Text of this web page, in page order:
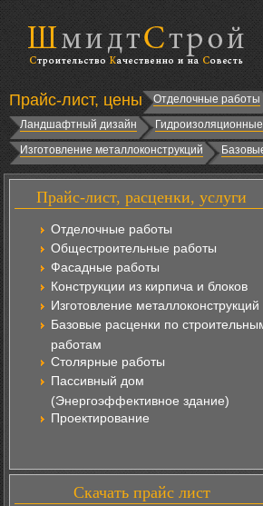
Прайс-лист, цены Отделочные работы
Ландшафтный дизайн
Изготовление металлоконструкций
Прайс-лист, расценки, услуги
Отделочные работы
Общестроительные работы
Фасадные работы
Конструкции из кирпича и блоков
Изготовление металлоконструкций
Базовые расценки по
работам
Столярные работы
Пассивный дом
(Энергоэффективное здание)
Проектирование
Скачать прайс лист